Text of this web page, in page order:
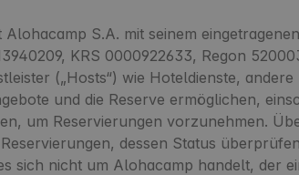
S.A. mit seinem
KRS 0000922633, Regon
(„Hosts“) wie Hoteldienste,
und die Reserve ermöglichen,
um Reservierungen vorzunehmen.
dessen Status
sich nicht um Alohacamp handelt, der